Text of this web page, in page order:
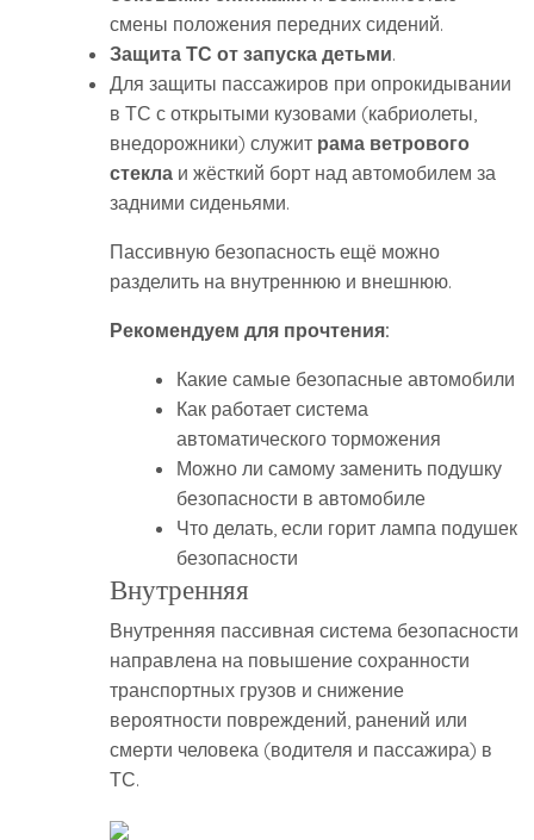
смены положения передних сидений.
Защита ТС от запуска детьми.
Для защиты пассажиров при опрокидывании
в ТС с открытыми кузовами (кабриолеты,
внедорожники) служит рама ветрового
стекла и жёсткий борт над автомобилем за
задними сиденьями.
Пассивную безопасность ещё можно
разделить на внутреннюю и внешнюю.
Рекомендуем для прочтения:
Какие самые безопасные автомобили
Как работает система
автоматического торможения
Можно ли самому заменить подушку
безопасности в автомобиле
Что делать, если горит лампа подушек
безопасности
Внутренняя
Внутренняя пассивная система безопасности
направлена на повышение сохранности
транспортных грузов и снижение
вероятности повреждений, ранений или
смерти человека (водителя и пассажира) в
ТС.